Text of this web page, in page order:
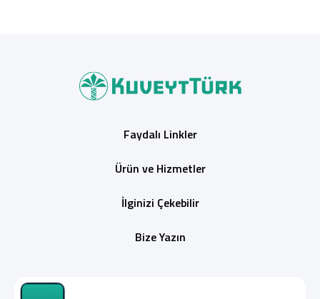
Faydalı Linkler
Ürün ve Hizmetler
İlginizi Çekebilir
Bize Yazın